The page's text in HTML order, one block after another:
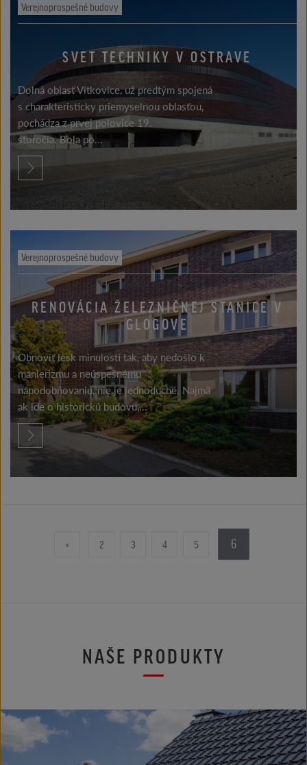
Verejnoprospešné budovy
SVET TECHNIKY V OSTRAVE
Dolná oblasť Vítkovice, už predtým spojená
s charakteristicky priemyselnou oblasťou,
pochádza z prvej polovice 19.
storočia. Bola po...
Verejnoprospešné budovy
RENOVÁCIA ŽELEZNIČNEJ STANICE V
GLOGOVE
Obnoviť lesk minulosti tak, aby nedošlo k
manierizmu a neúspešnému
napodobňovaniu, nie je jednoduché. Najmä
ak ide o historickú budovu,...
« 2 3 4 5 6
NAŠE PRODUKTY